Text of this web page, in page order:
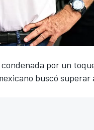
por un
buscó superar